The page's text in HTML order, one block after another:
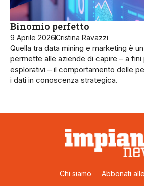
Binomio perfetto
9 Aprile 2026Cristina Ravazzi
Quella tra data mining e marketing è
permette alle aziende di capire – a
esplorativi – il comportamento delle
i dati in conoscenza strategica.
Chi siamo Abbonati